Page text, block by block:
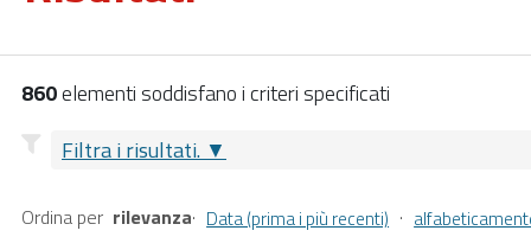
860elementi soddisfano i criteri specificati
Filtra i risultati.
Ordina per rilevanza· Data (prima i più recenti) ·